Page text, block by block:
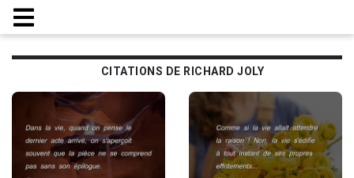
CITATIONS DE RICHARD JOLY